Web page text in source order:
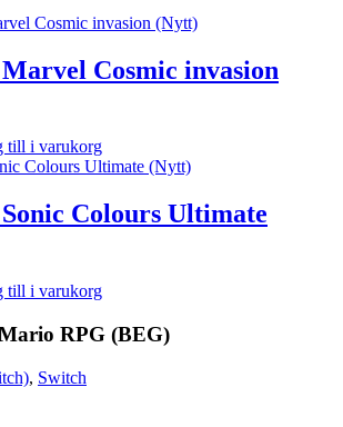
Cosmic invasion
till i varukorg
Colours Ultimate
till i varukorg
RPG (BEG)
, Switch